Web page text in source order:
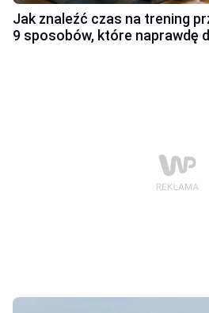
Jak znaleźć czas na trening
9 sposobów, które naprawdę